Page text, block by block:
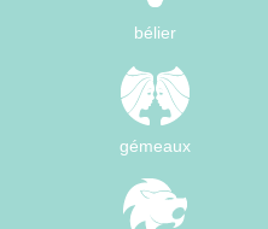
bélier
gémeaux